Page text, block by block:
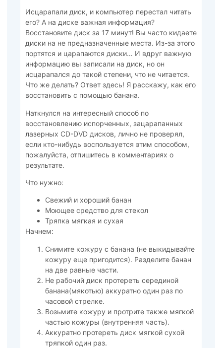
Исцарапали диск, и компьютер перестал читать
его? А на диске важная информация?
Восстановите диск за 17 минут! Вы часто кидаете
диски на не предназначенные места. Из-за этого
портятся и царапаются диски… И вдруг важную
информацию вы записали на диск, но он
исцарапался до такой степени, что не читается.
Что же делать? Ответ здесь! Я расскажу, как его
восстановить с помощью банана.
Наткнулся на интересный способ по
восстановлению испорченных, зацарапанных
лазерных CD-DVD дисков, лично не проверял,
если кто-нибудь воспользуется этим способом,
пожалуйста, отпишитесь в комментариях о
результате.
Что нужно:
Свежий и хороший банан
Моющее средство для стекол
Тряпка мягкая и сухая
Начнем:
Снимите кожуру с банана (не выкидывайте
кожуру еще пригодится). Разделите банан
на две равные части.
Не рабочий диск протереть серединой
банана(мякотью) аккуратно один раз по
часовой стрелке.
Возьмите кожуру и протрите также мягкой
частью кожуры (внутренняя часть).
Аккуратно протереть диск мягкой сухой
тряпкой один раз.